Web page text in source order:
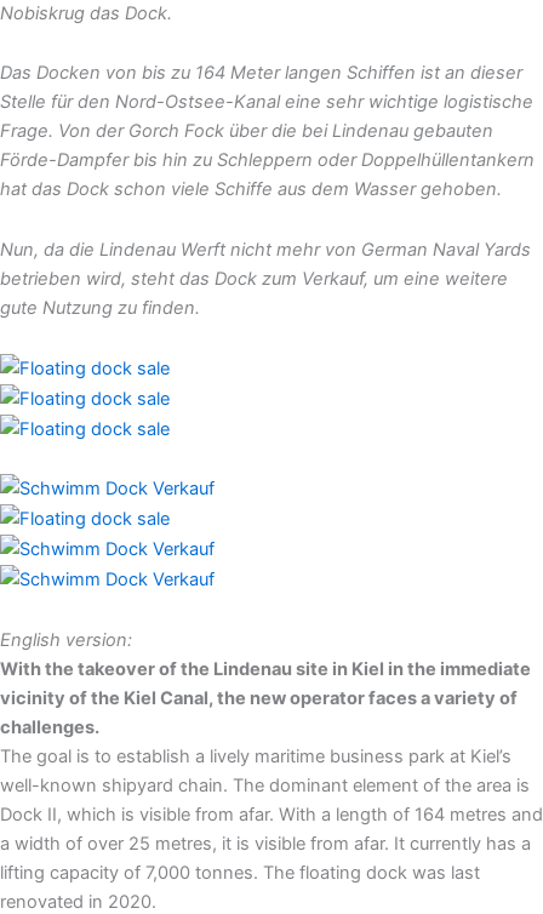
Nobiskrug das Dock.
Das Docken von bis zu 164 Meter langen Schiffen ist an dieser
Stelle für den Nord-Ostsee-Kanal eine sehr wichtige logistische
Frage. Von der Gorch Fock über die bei Lindenau gebauten
Förde-Dampfer bis hin zu Schleppern oder Doppelhüllentankern
hat das Dock schon viele Schiffe aus dem Wasser gehoben.
Nun, da die Lindenau Werft nicht mehr von German Naval Yards
betrieben wird, steht das Dock zum Verkauf, um eine weitere
gute Nutzung zu finden.
English version:
With the takeover of the Lindenau site in Kiel in the immediate
vicinity of the Kiel Canal, the new operator faces a variety of
challenges.
The goal is to establish a lively maritime business park at Kiel’s
well-known shipyard chain. The dominant element of the area is
Dock II, which is visible from afar. With a length of 164 metres and
a width of over 25 metres, it is visible from afar. It currently has a
lifting capacity of 7,000 tonnes. The floating dock was last
renovated in 2020.